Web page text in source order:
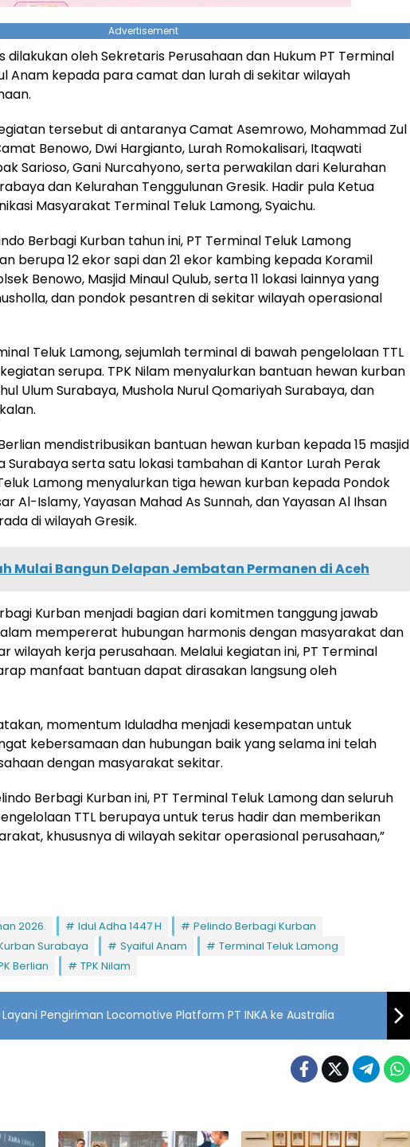
Advertisement
dilakukan oleh Sekretaris Perusahaan dan Hukum PT Terminal
Anam kepada para camat dan lurah di sekitar wilayah
tersebut di antaranya Camat Asemrowo, Mohammad Zul
Benowo, Dwi Hargianto, Lurah Romokalisari, Itaqwati
Sarioso, Gani Nurcahyono, serta perwakilan dari Kelurahan
dan Kelurahan Tenggulunan Gresik. Hadir pula Ketua
Masyarakat Terminal Teluk Lamong, Syaichu.
Berbagi Kurban tahun ini, PT Terminal Teluk Lamong
berupa 12 ekor sapi dan 21 ekor kambing kepada Koramil
Benowo, Masjid Minaul Qulub, serta 11 lokasi lainnya yang
dan pondok pesantren di sekitar wilayah operasional
Teluk Lamong, sejumlah terminal di bawah pengelolaan TTL
serupa. TPK Nilam menyalurkan bantuan hewan kurban
Ulum Surabaya, Mushola Nurul Qomariyah Surabaya, dan
mendistribusikan bantuan hewan kurban kepada 15 masjid
Surabaya serta satu lokasi tambahan di Kantor Lurah Perak
Lamong menyalurkan tiga hewan kurban kepada Pondok
Al-Islamy, Yayasan Mahad As Sunnah, dan Yayasan Al Ihsan
di wilayah Gresik.
Mulai Bangun Delapan Jembatan Permanen di Aceh
Kurban menjadi bagian dari komitmen tanggung jawab
mempererat hubungan harmonis dengan masyarakat dan
wilayah kerja perusahaan. Melalui kegiatan ini, PT Terminal
manfaat bantuan dapat dirasakan langsung oleh
momentum Iduladha menjadi kesempatan untuk
kebersamaan dan hubungan baik yang selama ini telah
dengan masyarakat sekitar.
Berbagi Kurban ini, PT Terminal Teluk Lamong dan seluruh
TTL berupaya untuk terus hadir dan memberikan
khususnya di wilayah sekitar operasional perusahaan,”
2026. Idul Adha 1447 H
Pelindo Berbagi Kurban
Surabaya
Syaiful Anam
Terminal Teluk Lamong
Berlian TPK Nilam
Layani Pengiriman Locomotive Platform PT INKA ke Australia